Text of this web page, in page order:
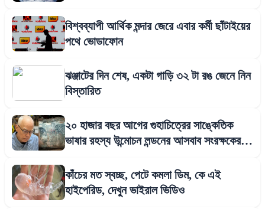
বিশ্বব্যাপী আর্থিক মন্দার জেরে এবার কর্মী ছাঁটাইয়ের
পথে ভোডাফোন
ঝঞ্জাটের দিন শেষ, একটা গাড়ি ৩২ টা রঙ জেনে নিন
বিস্তারিত
২০ হাজার বছর আগের গুহাচিত্রের সাঙ্কেতিক
ভাষার রহস্য উন্মোচন লন্ডনের আসবাব সংরক্ষকের
কাঁচের মত স্বচ্ছ, পেটে কমলা ডিম, কে এই
হাইপেরিড, দেখুন ভাইরাল ভিডিও